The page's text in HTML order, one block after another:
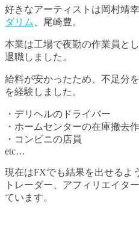
好きなアーティストは岡村靖
ダリム
、尾崎豊。
本業は工場で夜勤の作業員と
退職しました。
給料が安かったため、不足分
を経験しました。
・デリヘルのドライバー
・ホームセンターの在庫撤去
・コンビニの店員
etc…
現在はFXでも結果を出せるよ
トレーダー、アフィリエイタ
ています。